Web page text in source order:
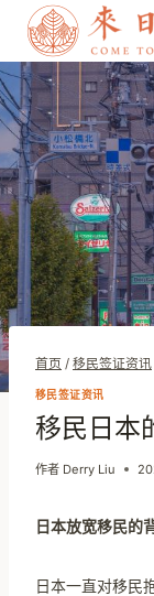
内
容
首页 / 移民签证资讯
移民签证资讯
移民日本
作者 Derry Liu
日本放宽移民的
日本一直对移民